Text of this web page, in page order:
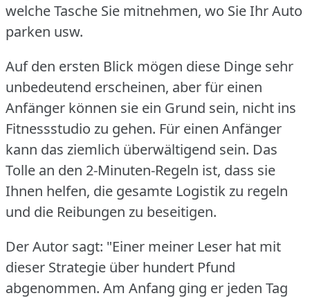
welche Tasche Sie mitnehmen, wo Sie Ihr Auto
parken usw.
Auf den ersten Blick mögen diese Dinge sehr
unbedeutend erscheinen, aber für einen
Anfänger können sie ein Grund sein, nicht ins
Fitnessstudio zu gehen. Für einen Anfänger
kann das ziemlich überwältigend sein. Das
Tolle an den 2-Minuten-Regeln ist, dass sie
Ihnen helfen, die gesamte Logistik zu regeln
und die Reibungen zu beseitigen.
Der Autor sagt: "Einer meiner Leser hat mit
dieser Strategie über hundert Pfund
abgenommen. Am Anfang ging er jeden Tag